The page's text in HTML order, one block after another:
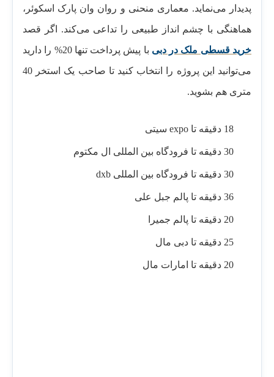
پدیدار می‌نماید. معماری منحنی و روان وان پارک اسکوئر،
هماهنگی با چشم انداز طبیعی را تداعی می‌کند. اگر قصد
خرید قسطی ملک در دبی
با پیش پرداخت تنها 20% را دارید
می‌توانید این پروژه را انتخاب کنید تا صاحب یک استخر 40
متری هم بشوید.